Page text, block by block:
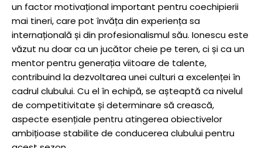
un factor motivațional important pentru coechipierii
mai tineri, care pot învăța din experiența sa
internațională și din profesionalismul său. Ionescu este
văzut nu doar ca un jucător cheie pe teren, ci și ca un
mentor pentru generația viitoare de talente,
contribuind la dezvoltarea unei culturi a excelenței în
cadrul clubului. Cu el în echipă, se așteaptă ca nivelul
de competitivitate și determinare să crească,
aspecte esențiale pentru atingerea obiectivelor
ambițioase stabilite de conducerea clubului pentru